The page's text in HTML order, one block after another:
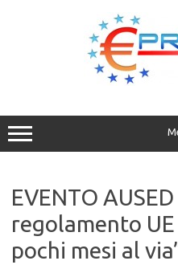
EVENTO
regolamento
pochi mesi al